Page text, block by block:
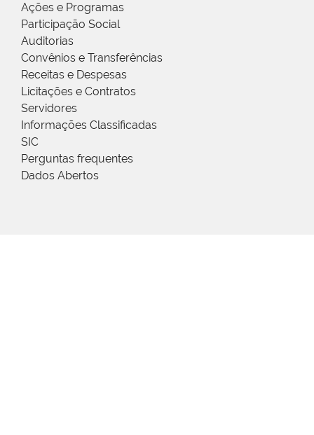
Ações e Programas
Participação Social
Auditorias
Convênios e Transferências
Receitas e Despesas
Licitações e Contratos
Servidores
Informações Classificadas
SIC
Perguntas frequentes
Dados Abertos